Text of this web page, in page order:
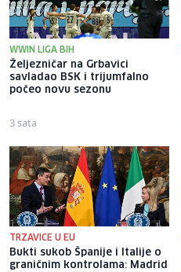
WWIN LIGA BIH
Željezničar na Grbavici
savladao BSK i trijumfalno
počeo novu sezonu
3 sata
TRZAVICE U EU
Bukti sukob Španije i Italije o
graničnim kontrolama: Madrid